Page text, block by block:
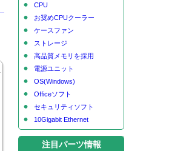
CPU
お奨めCPUクーラー
ケースファン
ストレージ
高品質メモリを採用
電源ユニット
OS(Windows)
Officeソフト
セキュリティソフト
10Gigabit Ethernet
注目パーツ情報